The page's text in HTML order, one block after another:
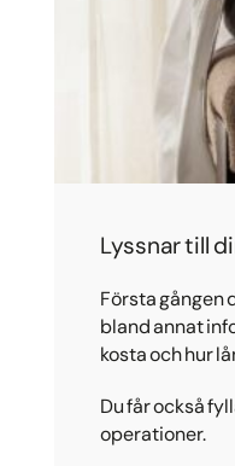
Lyssnar till
Första gången
bland annat
kosta och hur
Du får också
operationer.